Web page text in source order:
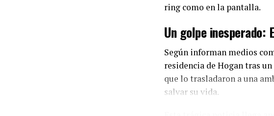
ring como en la pantalla.
Un golpe inesperado:
Según informan medios
residencia de Hogan tras un
que lo trasladaron a una
salvar su vida.